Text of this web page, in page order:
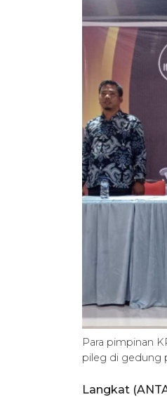
Para pimpinan
pileg di gedung
Langkat